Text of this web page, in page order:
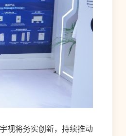
视将务实创新，持续推动